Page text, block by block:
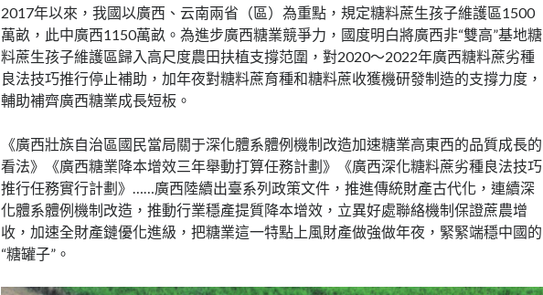
2017年以來，我國以廣西、云南兩省（區）為重點，規定糖料蔗生孩子維護區1500
萬畝，此中廣西1150萬畝。為進步廣西糖業競爭力，國度明白將廣西非“雙高”基地糖
料蔗生孩子維護區歸入高尺度農田扶植支撐范圍，對2020～2022年廣西糖料蔗劣種
良法技巧推行停止補助，加年夜對糖料蔗育種和糖料蔗收獲機研發制造的支撐力度，
輔助補齊廣西糖業成長短板。
《廣西壯族自治區國民當局關于深化體系體例機制改造加速糖業高東西的品質成長的
看法》《廣西糖業降本增效三年舉動打算任務計劃》《廣西深化糖料蔗劣種良法技巧
推行任務實行計劃》……廣西陸續出臺系列政策文件，推進傳統財產古代化，連續深
化體系體例機制改造，推動行業穩產提質降本增效，立異好處聯絡機制保證蔗農增
收，加速全財產鏈優化進級，把糖業這一特點上風財產做強做年夜，緊緊端穩中國的
“糖罐子”。